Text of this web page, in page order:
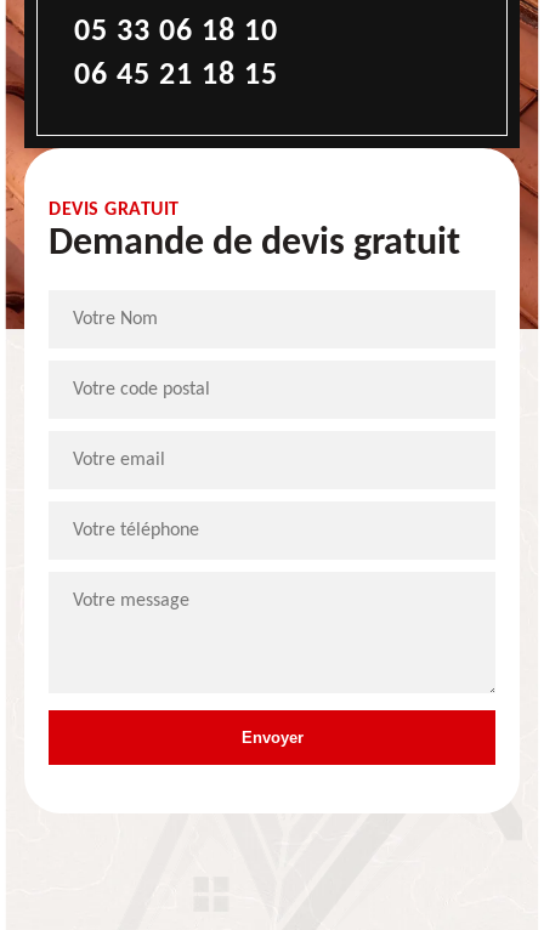
05 33 06 18 10
06 45 21 18 15
DEVIS GRATUIT
Demande de devis gratuit